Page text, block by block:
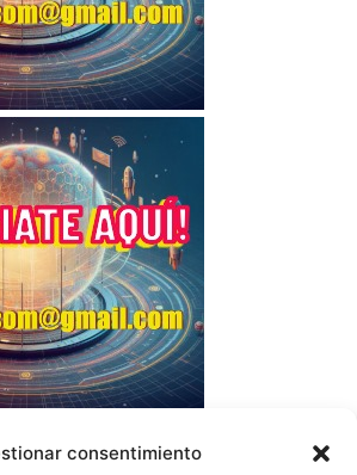
consentimiento